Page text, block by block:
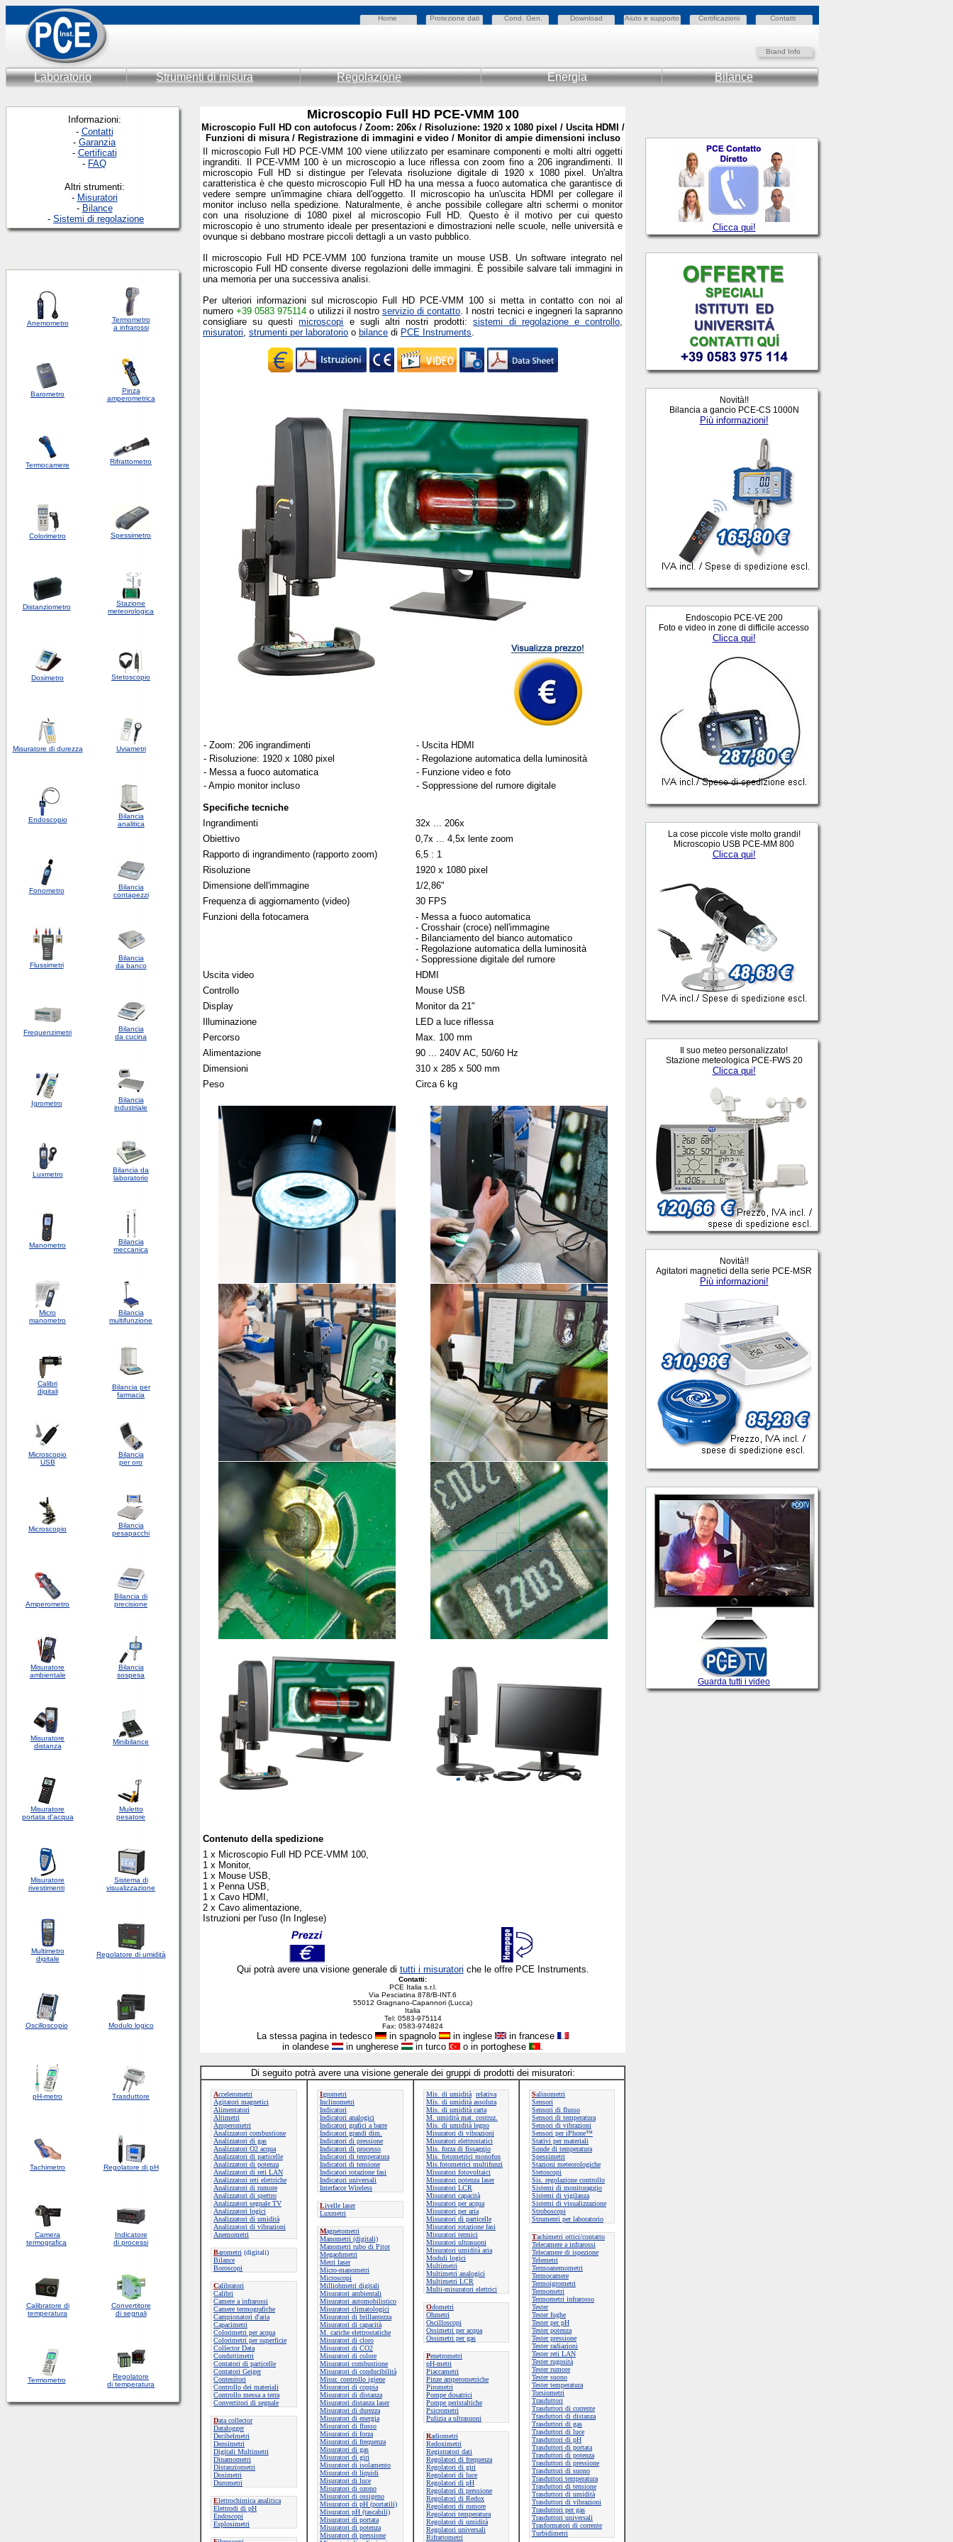
Home Protezione dati Cond. Gen. Download Aiuto e supporto Certificazioni Contatti
Brand Info
Laboratorio Strumenti di misura Regolazione Energia Bilance
Informazioni:
- Contatti
- Garanzia
- Certificati
- FAQ
Altri strumenti:
- Misuratori
- Bilance
- Sistemi di regolazione
Anemometro
Termometro
a infrarossi
Barometro
Pinza
amperometrica
Termocamere Rifrattometro
Colorimetro Spessimetro
Distanziometro
Stazione
meteorologica
Dosimetro Stetoscopio
Misuratore di durezza Uviametri
Endoscopio
Bilancia
analitica
Fonometro
Bilancia
contapezzi
Flussimetri
Bilancia
da banco
Frequenzimetri
Bilancia
da cucina
Igrometro
Bilancia
industriale
Luxmetro
Bilancia da
laboratorio
Manometro
Bilancia
meccanica
Micro
manometro
Bilancia
multifunzione
Calibri
digitali
Bilancia per
farmacia
Microscopio
USB
Bilancia
per oro
Microscopio
Bilancia
pesapacchi
Amperometro
Bilancia di
precisione
Misuratore
ambientale
Bilancia
sospesa
Misuratore
distanza
Minibilance
Misuratore
portata d'acqua
Muletto
pesatore
Misuratore
rivestimenti
Sistema di
visualizzazione
Multimetro
digitale
Regolatore di umidità
Oscilloscopio Modulo logico
pH-metro Trasduttore
Tachimetro Regolatore di pH
Camera
termografica
Indicatore
di processi
Calibratore di
temperatura
Convertitore
di segnali
Termometro
Regolatore
di temperatura
Microscopio Full HD PCE-VMM 100
Microscopio Full HD con autofocus / Zoom: 206x / Risoluzione: 1920 x 1080 pixel / Uscita HDMI /
Funzioni di misura / Registrazione di immagini e video / Monitor di ampie dimensioni incluso
Il microscopio Full HD PCE-VMM 100 viene utilizzato per esaminare componenti e molti altri oggetti
ingranditi. Il PCE-VMM 100 è un microscopio a luce riflessa con zoom fino a 206 ingrandimenti. Il
microscopio Full HD si distingue per l'elevata risoluzione digitale di 1920 x 1080 pixel. Un'altra
caratteristica è che questo microscopio Full HD ha una messa a fuoco automatica che garantisce di
vedere sempre un'immagine chiara dell'oggetto. Il microscopio ha un'uscita HDMI per collegare il
monitor incluso nella spedizione. Naturalmente, è anche possibile collegare altri schermi o monitor
con una risoluzione di 1080 pixel al microscopio Full HD. Questo è il motivo per cui questo
microscopio è uno strumento ideale per presentazioni e dimostrazioni nelle scuole, nelle università e
ovunque si debbano mostrare piccoli dettagli a un vasto pubblico.
Il microscopio Full HD PCE-VMM 100 funziona tramite un mouse USB. Un software integrato nel
microscopio Full HD consente diverse regolazioni delle immagini. È possibile salvare tali immagini in
una memoria per una successiva analisi.
Per ulteriori informazioni sul microscopio Full HD PCE-VMM 100 si metta in contatto con noi al
numero+39 0583 975114 o utilizzi il nostro servizio di contatto. I nostri tecnici e ingegneri la sapranno
consigliare su questimicroscopi e sugli altri nostri prodotti:sistemi di regolazione e controllo,
misuratori, strumenti per laboratorio o bilance di PCE Instruments.
- Zoom: 206 ingrandimenti
- Risoluzione: 1920 x 1080 pixel
- Messa a fuoco automatica
- Ampio monitor incluso
- Uscita HDMI
- Regolazione automatica della luminosità
- Funzione video e foto
- Soppressione del rumore digitale
Specifiche tecniche
Ingrandimenti
32x ... 206x
Obiettivo
0,7x ... 4,5x lente zoom
Rapporto di ingrandimento (rapporto zoom)
6,5 : 1
Risoluzione
1920 x 1080 pixel
Dimensione dell'immagine
1/2,86"
Frequenza di aggiornamento (video)
30 FPS
Funzioni della fotocamera
- Messa a fuoco automatica
- Crosshair (croce) nell'immagine
- Bilanciamento del bianco automatico
- Regolazione automatica della luminosità
- Soppressione digitale del rumore
Uscita video
HDMI
Controllo
Mouse USB
Display
Monitor da 21"
Illuminazione
LED a luce riflessa
Percorso
Max. 100 mm
Alimentazione
90 ... 240V AC, 50/60 Hz
Dimensioni
310 x 285 x 500 mm
Peso
Circa 6 kg
Contenuto della spedizione
1 x Microscopio Full HD PCE-VMM 100,
1 x Monitor,
1 x Mouse USB,
1 x Penna USB,
1 x Cavo HDMI,
2 x Cavo alimentazione,
Istruzioni per l'uso (In Inglese)
Qui potrà avere una visione generale di tutti i misuratori che le offre PCE Instruments.
Contatti:
PCE Italia s.r.l.
Via Pesciatina 878/B-INT.6
55012 Gragnano-Capannori (Lucca)
Italia
Tel: 0583-975114
Fax: 0583-974824
La stessa pagina in tedesco in spagnolo in inglese
in francese
in olandese
in ungherese in turco o in portoghese .
Di seguito potrà avere una visione generale dei gruppi di prodotti dei misuratori:
Accelerometri
Agitatori magnetici
Alimentatori
Altimetri
Amperometri
Analizzatori combustione
Analizzatori di gas
Analizzatori O2 acqua
Analizzatori di particelle
Analizzatori di potenza
Analizzatori di reti LAN
Analizzatori reti elettriche
Analizzatori di rumore
Analizzatori di spettro
Analizzatori segnale TV
Analizzatori logici
Analizzatori di umidità
Analizzatori di vibrazioni
Anemometri
Barometri (digitali)
Bilance
Boroscopi
Calibratori
Calibri
Camere a infrarossi
Camere termografiche
Campionatori d'aria
Capacimetri
Colorimetri per acqua
Colorimetri per superficie
Collector Data
Conduttimetri
Contatori di particelle
Contatori Geiger
Contenitori
Controllo dei materiali
Controllo messa a terra
Convertitori di segnale
Data collector
Datalogger
Decibelmetri
Densimetri
Digitali Multimetri
Dinamometri
Distanziometri
Dosimetri
Durometri
Elettrochimica analitica
Elettrodi di pH
Endoscopi
Esplosimetri
Igrometri
Inclinometri
Indicatori
Indicatori analogici
Indicatori grafici a barre
Indicatori grandi dim.
Indicatori di pressione
Indicatori di processo
Indicatori di temperatura
Indicatori di tensione
Indicatori rotazione fasi
Indicatori universali
Interfacce Wireless
Livelle laser
Luxmetri
Magnetometri
Manometri (digitali)
Manometri tubo di Pitot
Megaohmetri
Metri laser
Micro-manometri
Microscopi
Milliohmetri digitali
Misuratori ambientali
Misuratori automobilistico
Misuratori climatologici
Misuratori di brillantezza
Misuratori di capacità
M. cariche elettrostatiche
Misuratori di cloro
Misuratori di CO2
Misuratori di colore
Misuratori combustione
Misuratori di conducibilità
Misur. controllo igiene
Misuratori di coppia
Misuratori di distanza
Misuratori distanza laser
Misuratori di durezza
Misuratori di energia
Misuratori di flusso
Misuratori di forza
Misuratori di frequenza
Misuratori di gas
Misuratori di giri
Misuratori di isolamento
Misuratori di liquidi
Misuratori di luce
Misuratori di ozono
Misuratori di ossigeno
Misuratori di pH (portatili)
Misuratori pH (tascabili)
Misuratori di portata
Misuratori di potenza
Misuratori di pressione
Mis. di umidità relativa
Mis. di umidità assoluta
Mis. di umidità carta
M. umidità mat. costruz.
Mis. di umidità legno
Misuratori di vibrazioni
Misuratori elettrostatici
Mis. forza di fissaggio
Mis. fotometrici monofun
Mis.fotometrici multifunzi
Misuratori fotovoltaici
Misuratori potenza laser
Misuratori LCR
Misuratori capacità
Misuratori per acqua
Misuratori per aria
Misuratori di particelle
Misuratori rotazione fasi
Misuratori termici
Misuratori ultrasuoni
Misuratori umidità aria
Moduli logici
Multimetri
Multimetri analogici
Multimetri LCR
Multi-misuratori elettrici
Odometri
Ohmetri
Oscilloscopi
Ossimetri per acqua
Ossimetri per gas
Penetrometri
pH-metri
Piaccametri
Pinze amperometriche
Pirometri
Pompe dosatrici
Pompe peristaltiche
Psicrometri
Pulizia a ultrasuoni
Radiometri
Redoximetri
Registratori dati
Regolatori di frequenza
Regolatori di giri
Regolatori di luce
Regolatori di pH
Regolatori di pressione
Regolatori di Redox
Regolatori di rumore
Regolatori temperatura
Regolatori di umidità
Regolatori universali
Rifrattometri
Salinometri
Sensori
Sensori di flusso
Sensori di temperatura
Sensori di vibrazioni
Sensori per iPhone™
Stativi per materiali
Sonde di temperatura
Spessimetri
Stazioni meteorologiche
Stetoscopi
Sis. regolazione controllo
Sistemi di monitoraggio
Sistemi di vigilanza
Sistemi di visualizzazione
Stroboscopi
Strumenti per laboratorio
Tachimetri ottici/contatto
Telecamere a infrarossi
Telecamere di ispezione
Telemetri
Termoanemometri
Termocamere
Termoigrometri
Termometri
Termometri infrarosso
Tester
Tester fughe
Tester per pH
Tester potenza
Tester pressione
Tester radiazioni
Tester reti LAN
Tester rugosità
Tester rumore
Tester suono
Tester temperatura
Torsiometri
Trasduttori
Trasduttori di corrente
Trasduttori di distanza
Trasduttori di gas
Trasduttori di luce
Trasduttori di pH
Trasduttori di portata
Trasduttori di potenza
Trasduttori di pressione
Trasduttori di suono
Trasduttori temperatura
Trasduttori di tensione
Trasduttori di umidità
Trasduttori di vibrazioni
Trasduttori per gas
Trasduttori universali
Trasformatori di corrente
Turbidimetri